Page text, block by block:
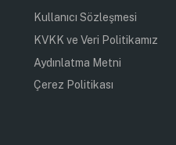
Kullanıcı Sözleşmesi
KVKK ve Veri Politikamız
Aydınlatma Metni
Çerez Politikası